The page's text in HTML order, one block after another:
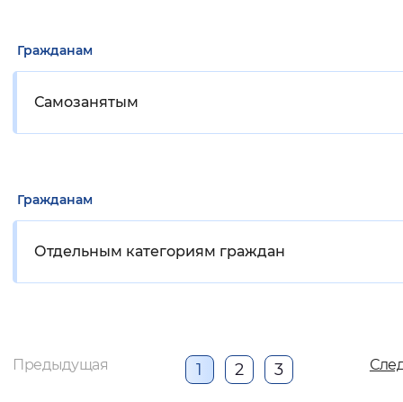
Гражданам
Самозанятым
Гражданам
Отдельным категориям граждан
Предыдущая 1 2 3